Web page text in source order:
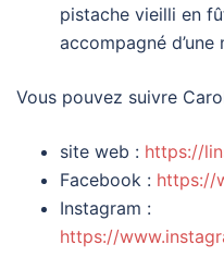
pistache vieilli en
accompagné
Vous pouvez suivre
site web : https://
Facebook : https://
Instagram :
https://